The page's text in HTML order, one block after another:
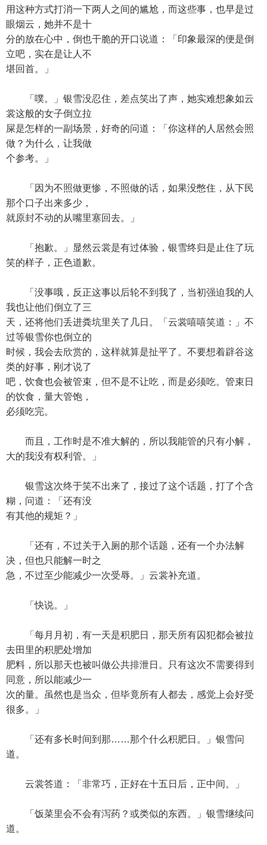
用这种方式打消一下两人之间的尴尬，而这些事，也早是过
眼烟云，她并不是十
分的放在心中，倒也干脆的开口说道：「印象最深的便是倒
立吧，实在是让人不
堪回首。」
「噗。」银雪没忍住，差点笑出了声，她实难想象如云
裳这般的女子倒立拉
屎是怎样的一副场景，好奇的问道：「你这样的人居然会照
做？为什么，让我做
个参考。」
「因为不照做更惨，不照做的话，如果没憋住，从下民
那个口子出来多少，
就原封不动的从嘴里塞回去。」
「抱歉。」显然云裳是有过体验，银雪终归是止住了玩
笑的样子，正色道歉。
「没事哦，反正这事以后轮不到我了，当初强迫我的人
我也让他们倒立了三
天，还将他们丢进粪坑里关了几日。「云裳嘻嘻笑道：」不
过等银雪你也倒立的
时候，我会去欣赏的，这样就算是扯平了。不要想着辟谷这
类的好事，刚才说了
吧，饮食也会被管束，但不是不让吃，而是必须吃。管束日
的饮食，量大管饱，
必须吃完。
而且，工作时是不准大解的，所以我能管的只有小解，
大的我没有权利管。」
银雪这次终于笑不出来了，接过了这个话题，打了个含
糊，问道：「还有没
有其他的规矩？」
「还有，不过关于入厕的那个话题，还有一个办法解
决，但也只能解一时之
急，不过至少能减少一次受辱。」云裳补充道。
「快说。」
「每月月初，有一天是积肥日，那天所有囚犯都会被拉
去田里的积肥处增加
肥料，所以那天也被叫做公共排泄日。只有这次不需要得到
同意，所以能减少一
次的量。虽然也是当众，但毕竟所有人都去，感觉上会好受
很多。」
「还有多长时间到那……那个什么积肥日。」银雪问
道。
云裳答道：「非常巧，正好在十五日后，正中间。」
「饭菜里会不会有泻药？或类似的东西。」银雪继续问
道。